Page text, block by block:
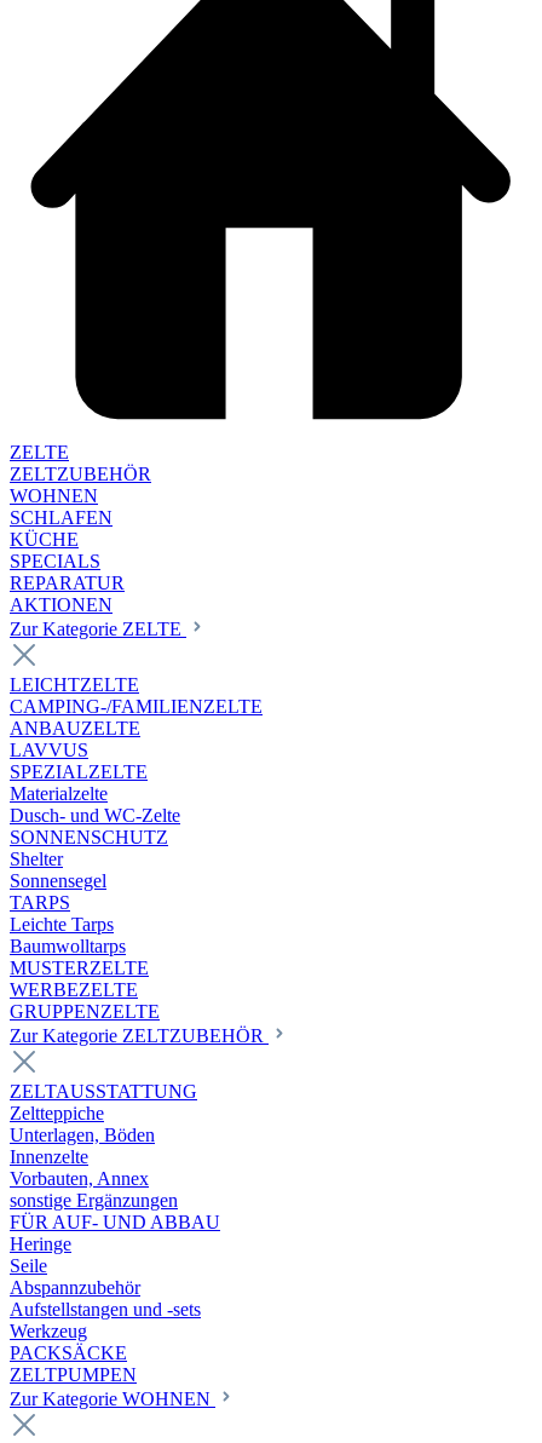
ZELTE
ZELTZUBEHÖR
WOHNEN
SCHLAFEN
KÜCHE
SPECIALS
REPARATUR
AKTIONEN
Zur Kategorie ZELTE
LEICHTZELTE
CAMPING-/FAMILIENZELTE
ANBAUZELTE
LAVVUS
SPEZIALZELTE
Materialzelte
Dusch- und WC-Zelte
SONNENSCHUTZ
Shelter
Sonnensegel
TARPS
Leichte Tarps
Baumwolltarps
MUSTERZELTE
WERBEZELTE
GRUPPENZELTE
Zur Kategorie ZELTZUBEHÖR
ZELTAUSSTATTUNG
Zeltteppiche
Unterlagen, Böden
Innenzelte
Vorbauten, Annex
sonstige Ergänzungen
FÜR AUF- UND ABBAU
Heringe
Seile
Abspannzubehör
Aufstellstangen und -sets
Werkzeug
PACKSÄCKE
ZELTPUMPEN
Zur Kategorie WOHNEN